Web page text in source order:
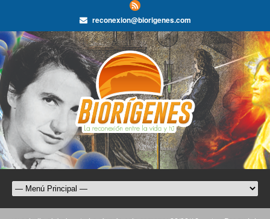
reconexion@biorigenes.com